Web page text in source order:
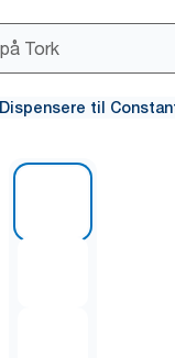
Dispensere til